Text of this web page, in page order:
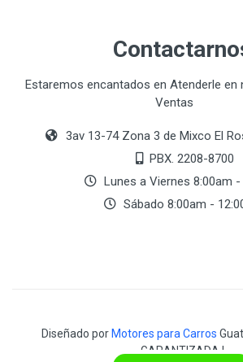
Estaremos encantados en Atenderle en
Ventas
3av 13-74 Zona 3 de Mixco El
PBX. 2208-8700
Lunes a Viernes 8:00am -
Sábado 8:00am -
Diseñado por Motores para Carros
GARANTIZADA !